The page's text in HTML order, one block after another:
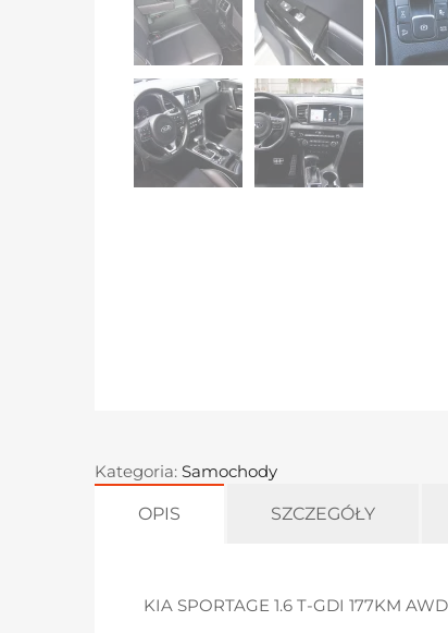
Kategoria: Samochody
OPIS SZCZEGÓŁY
KIA SPORTAGE 1.6 T-GDI 177KM